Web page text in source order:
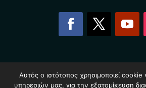
Επιχειρήσεων Ελλάδας –
Αυτός ο ιστότοπος χρησιμοποιεί
υπηρεσιών μας, για την εξατομίκευση